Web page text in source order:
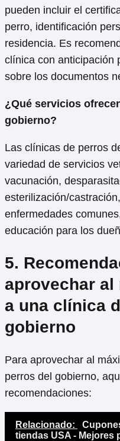
pueden incluir el
perro, identificación
residencia. Es
clínica con anticipación
sobre los documentos
¿Qué servicios
gobierno?
Las clínicas de perros
variedad de servicios
vacunación,
esterilización/
enfermedades
educación para los
5.
aprovechar
a una clínica
gobierno
Para aprovechar al
perros del gobierno,
recomendaciones:
Relacionado:
tiendas USA - Mejores